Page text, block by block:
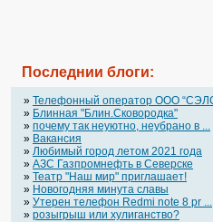
Последнии блоги:
» Телефонный оператор OOO
» Блинная "Блин.Сковородка"
» почему так неуютно, неубрано в ...
» Вакансия
» Любимый город летом 2021 года
» АЗС Газпромнефть в Северске
» Театр "Наш мир" приглашает!
» Новогодняя минута славы
» Утерен телефон Redmi note 8 pr ...
» розыгрыш или хулиганство?